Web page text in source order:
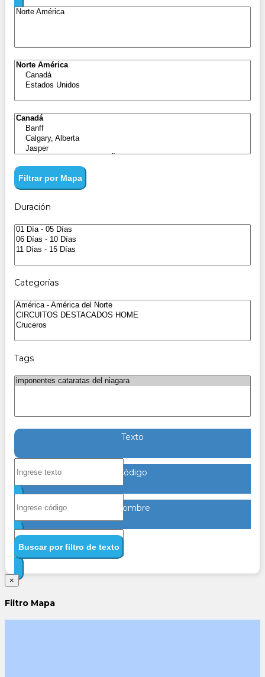
Filtrar por Mapa
Duración
Categorías
Tags
Texto
Código
Nombre
Buscar por filtro de texto
×
Filtro Mapa